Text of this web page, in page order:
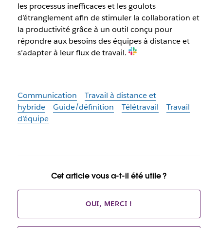
les processus inefficaces et les goulots
d’étranglement afin de stimuler la collaboration et
la productivité grâce à un outil conçu pour
répondre aux besoins des équipes à distance et
s’adapter à leur flux de travail.
Communication
Travail à distance et
hybride
Guide/définition Télétravail
Travail
d’équipe
Cet article vous a-t-il été utile ?
OUI, MERCI !